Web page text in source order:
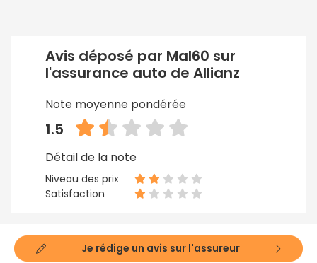
Avis déposé par Mal60 sur
l'assurance auto de Allianz
Note moyenne pondérée
1.5
Détail de la note
Niveau des prix
Satisfaction
Je rédige un avis sur l'assureur